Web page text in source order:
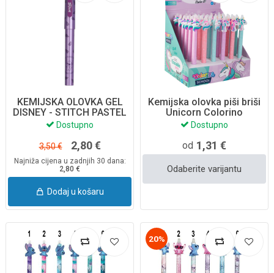
KEMIJSKA OLOVKA GEL
DISNEY - STITCH PASTEL
75286PTR
Dostupno
3,50 € 2,80 €
Najniža cijena u zadnjih 30 dana:
2,80 €
Dodaj u košaru
Kemijska olovka piši briši
Unicorn Colorino
Dostupno
od 1,31 €
Odaberite varijantu
20%